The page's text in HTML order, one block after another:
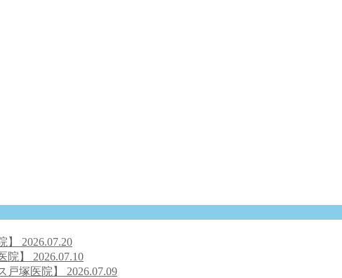
】 2026.07.20
院】 2026.07.10
戸塚医院】 2026.07.09